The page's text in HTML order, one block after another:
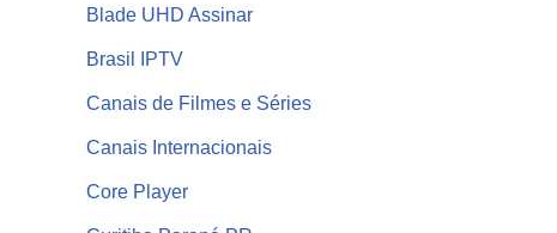
Blade UHD Assinar
Brasil IPTV
Canais de Filmes e Séries
Canais Internacionais
Core Player